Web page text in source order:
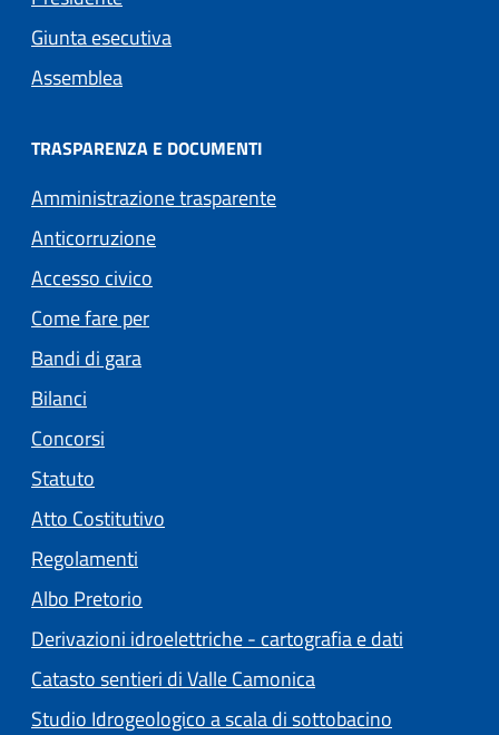
Giunta esecutiva
Assemblea
TRASPARENZA E DOCUMENTI
Amministrazione trasparente
Anticorruzione
Accesso civico
Come fare per
Bandi di gara
Bilanci
Concorsi
Statuto
Atto Costitutivo
Regolamenti
Albo Pretorio
Derivazioni idroelettriche - cartografia e dati
Catasto sentieri di Valle Camonica
Studio Idrogeologico a scala di sottobacino